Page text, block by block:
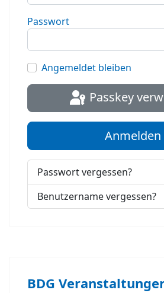
Passwort
Angemeldet bleiben
Passkey
Anmelden
Passwort vergessen?
Benutzername vergessen?
BDG